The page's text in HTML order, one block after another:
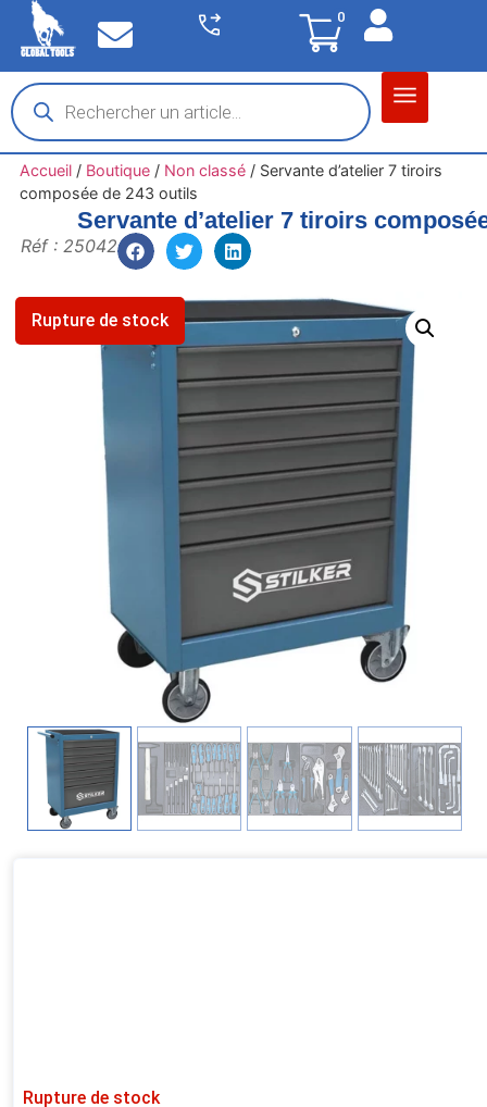
0
Accueil/ Boutique/ Non classé/ Servante d’atelier 7 tiroirs
composée de 243 outils
Rupture de stock
Servante d’atelier 7 tiroirs
Réf : 25042
Rupture de stock